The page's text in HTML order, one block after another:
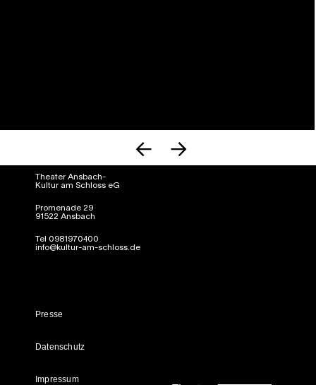
Theater Ansbach-
Kultur am Schloss eG
Promenade 29
91522 Ansbach
Tel 0981970400
info@kultur-am-schloss.de
Presse
Datenschutz
Impressum